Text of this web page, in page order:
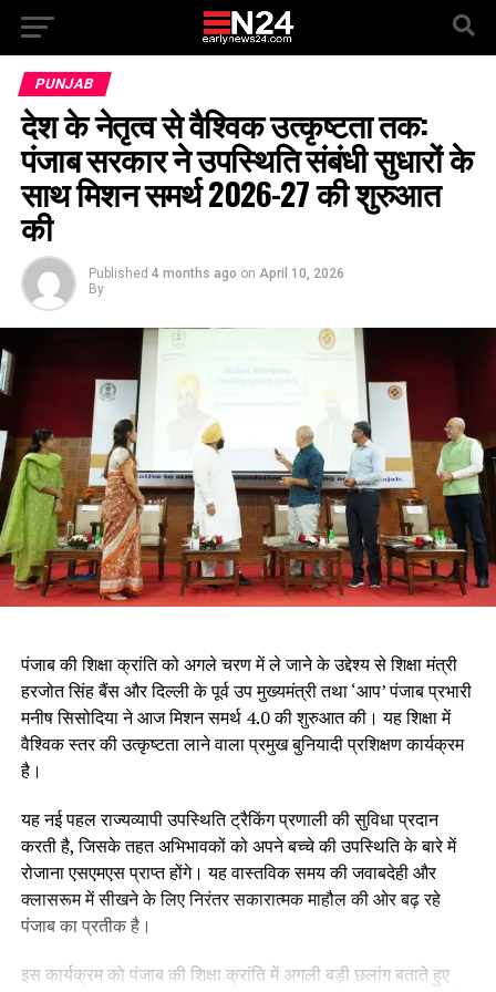
PUNJAB
देश के नेतृत्व से वैश्विक उत्कृष्टता तक:
पंजाब सरकार ने उपस्थिति संबंधी सुधारों के
साथ मिशन समर्थ 2026-27 की शुरुआत
की
Published 4 months ago on April 10, 2026
By
पंजाब की शिक्षा क्रांति को अगले चरण में ले जाने के उद्देश्य से शिक्षा मंत्री
हरजोत सिंह बैंस और दिल्ली के पूर्व उप मुख्यमंत्री तथा ‘आप’ पंजाब प्रभारी
मनीष सिसोदिया ने आज मिशन समर्थ 4.0 की शुरुआत की। यह शिक्षा में
वैश्विक स्तर की उत्कृष्टता लाने वाला प्रमुख बुनियादी प्रशिक्षण कार्यक्रम
है।
यह नई पहल राज्यव्यापी उपस्थिति ट्रैकिंग प्रणाली की सुविधा प्रदान
करती है, जिसके तहत अभिभावकों को अपने बच्चे की उपस्थिति के बारे में
रोजाना एसएमएस प्राप्त होंगे। यह वास्तविक समय की जवाबदेही और
क्लासरूम में सीखने के लिए निरंतर सकारात्मक माहौल की ओर बढ़ रहे
पंजाब का प्रतीक है।
इस कार्यक्रम को पंजाब की शिक्षा क्रांति में अगली बड़ी छलांग बताते हुए